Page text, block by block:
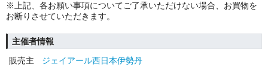
※上記、各お願い事項についてご了承いただけない場合、お買物を
お断りさせていただきます。
主催者情報
販売主
ジェイアール西日本伊勢丹